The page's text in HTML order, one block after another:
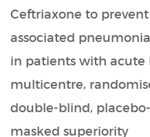
Ceftriaxone to
associated pneumonia
in patients with acute
multicentre,
double-blind,
masked superiority